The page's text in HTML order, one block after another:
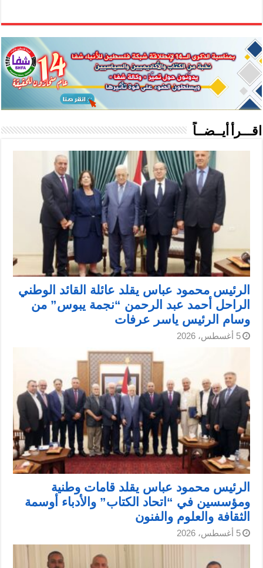
اقـــرأ أيــضــاً
الرئيس محمود عباس يقلد عائلة القائد الوطني
الراحل أحمد عبد الرحمن “نجمة يبوس” من
وسام الرئيس ياسر عرفات
5 أغسطس، 2026
الرئيس محمود عباس يقلد قامات وطنية
ومؤسسين في “اتحاد الكتاب” والأدباء أوسمة
الثقافة والعلوم والفنون
5 أغسطس، 2026